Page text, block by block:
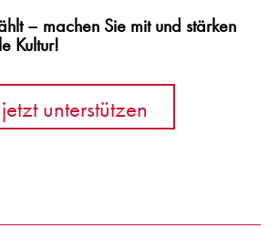
– machen Sie mit und stärken
Kultur!
jetzt unterstützen